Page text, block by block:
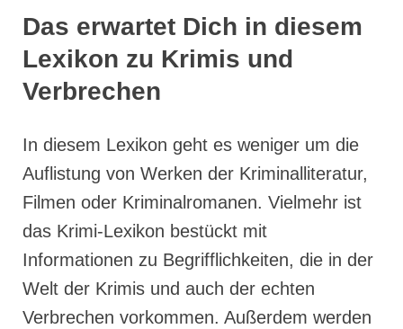
Das erwartet Dich in diesem
Lexikon zu Krimis und
Verbrechen
In diesem Lexikon geht es weniger um die
Auflistung von Werken der Kriminalliteratur,
Filmen oder Kriminalromanen. Vielmehr ist
das Krimi-Lexikon bestückt mit
Informationen zu Begrifflichkeiten, die in der
Welt der Krimis und auch der echten
Verbrechen vorkommen. Außerdem werden